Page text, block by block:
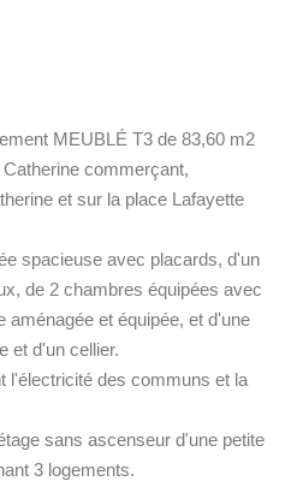
MEUBLÉ T3 de 83,60 m2
commerçant,
et sur la place Lafayette
spacieuse avec placards, d'un
de 2 chambres équipées avec
aménagée et équipée, et d'une
et d'un cellier.
l'électricité des communs et la
sans ascenseur d'une petite
3 logements.